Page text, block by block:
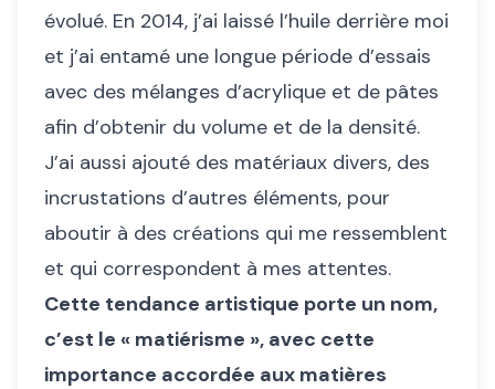
évolué. En 2014, j’ai laissé l’huile derrière moi
et j’ai entamé une longue période d’essais
avec des mélanges d’acrylique et de pâtes
afin d’obtenir du volume et de la densité.
J’ai aussi ajouté des matériaux divers, des
incrustations d’autres éléments, pour
aboutir à des créations qui me ressemblent
et qui correspondent à mes attentes.
Cette tendance artistique porte un nom,
c’est le « matiérisme », avec cette
importance accordée aux matières